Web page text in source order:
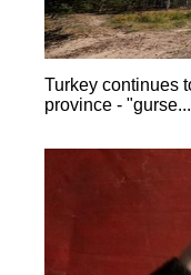
Turkey continues
province - "gurse...